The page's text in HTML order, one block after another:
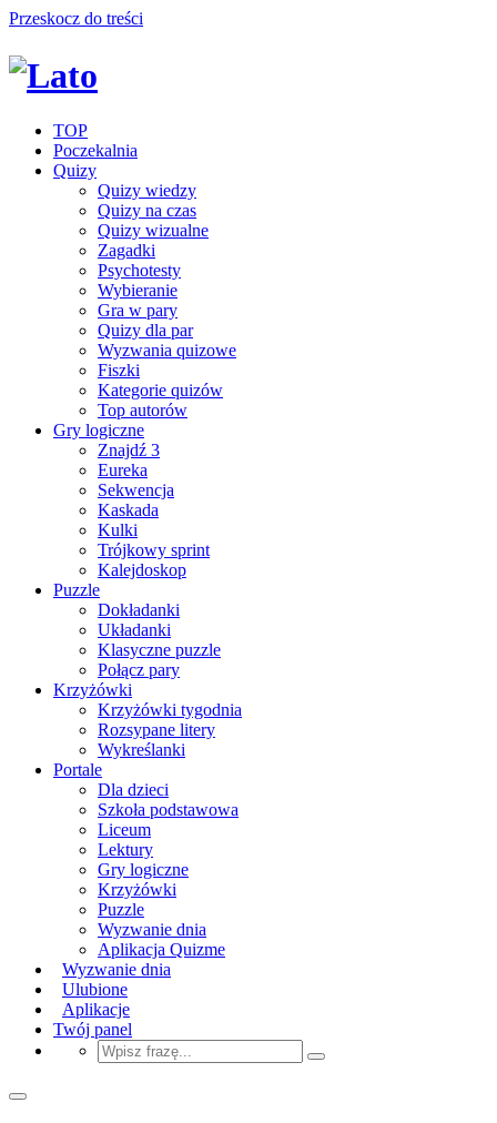
Przeskocz do treści
TOP
Poczekalnia
Quizy
Quizy wiedzy
Quizy na czas
Quizy wizualne
Zagadki
Psychotesty
Wybieranie
Gra w pary
Quizy dla par
Wyzwania quizowe
Fiszki
Kategorie quizów
Top autorów
Gry logiczne
Znajdź 3
Eureka
Sekwencja
Kaskada
Kulki
Trójkowy sprint
Kalejdoskop
Puzzle
Dokładanki
Układanki
Klasyczne puzzle
Połącz pary
Krzyżówki
Krzyżówki tygodnia
Rozsypane litery
Wykreślanki
Portale
Dla dzieci
Szkoła podstawowa
Liceum
Lektury
Gry logiczne
Krzyżówki
Puzzle
Wyzwanie dnia
Aplikacja Quizme
Wyzwanie dnia
Ulubione
Aplikacje
Twój panel